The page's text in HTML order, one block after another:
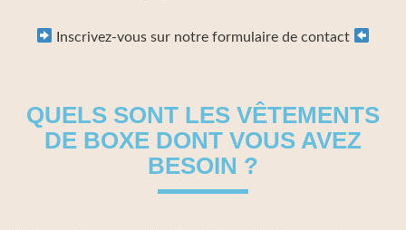
Inscrivez-vous sur notre formulaire de contact
QUELS SONT LES VÊTEMENTS
DE BOXE DONT VOUS AVEZ
BESOIN ?